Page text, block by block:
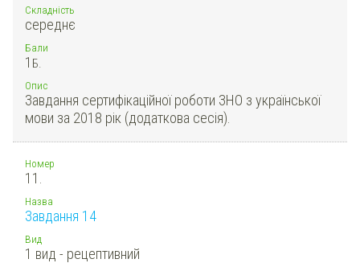
Складність
середнє
Бали
1 Б.
Опис
Завдання сертифікаційної роботи ЗНО з української
мови за 2018 рік (додаткова сесія).
Номер
11.
Назва
Завдання 14
Вид
1 вид - рецептивний